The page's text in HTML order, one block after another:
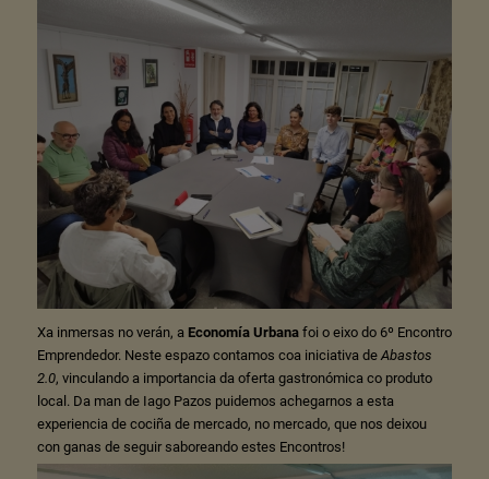
Xa inmersas no verán, a Economía Urbanafoi o eixo do 6º Encontro
Emprendedor. Neste espazo contamos coa iniciativa de Abastos
2.0, vinculando a importancia da oferta gastronómica co produto
local. Da man de Iago Pazos puidemos achegarnos a esta
experiencia de cociña de mercado, no mercado, que nos deixou
con ganas de seguir saboreando estes Encontros!